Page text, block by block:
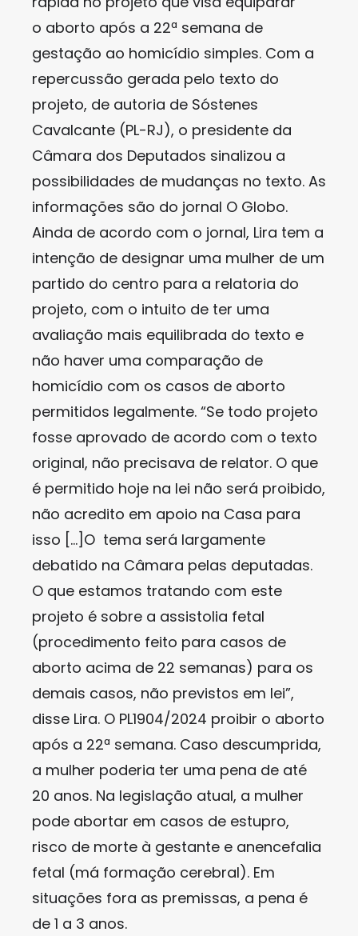
o aborto após a 22ª semana de
gestação ao homicídio simples. Com a
repercussão gerada pelo texto do
projeto, de autoria de Sóstenes
Cavalcante (PL-RJ), o presidente da
Câmara dos Deputados sinalizou a
possibilidades de mudanças no texto. As
informações são do jornal O Globo.
Ainda de acordo com o jornal, Lira tem a
intenção de designar uma mulher de um
partido do centro para a relatoria do
projeto, com o intuito de ter uma
avaliação mais equilibrada do texto e
não haver uma comparação de
homicídio com os casos de aborto
permitidos legalmente. “Se todo projeto
fosse aprovado de acordo com o texto
original, não precisava de relator. O que
é permitido hoje na lei não será proibido,
não acredito em apoio na Casa para
isso […]O tema será largamente
debatido na Câmara pelas deputadas.
O que estamos tratando com este
projeto é sobre a assistolia fetal
(procedimento feito para casos de
aborto acima de 22 semanas) para os
demais casos, não previstos em lei”,
disse Lira. O PL1904/2024 proibir o aborto
após a 22ª semana. Caso descumprida,
a mulher poderia ter uma pena de até
20 anos. Na legislação atual, a mulher
pode abortar em casos de estupro,
risco de morte à gestante e anencefalia
fetal (má formação cerebral). Em
situações fora as premissas, a pena é
de 1 a 3 anos.